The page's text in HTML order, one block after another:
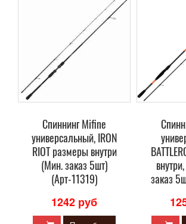
Спиннинг Mifine
универсальный, IRON
RIOT размеры внутри
(Мин. заказ 5шт)
(Арт-11319)
1242 руб
заказ